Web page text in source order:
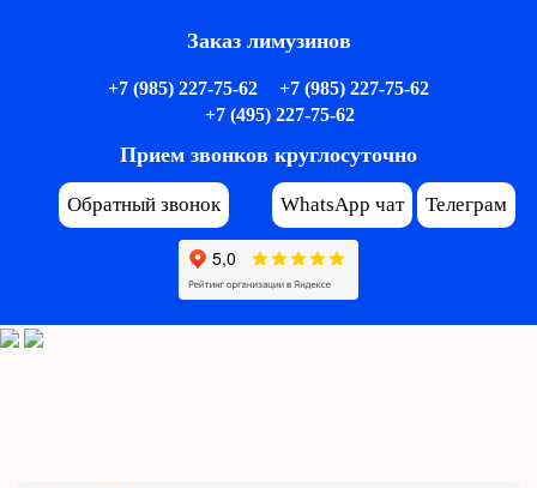
Заказ лимузинов
+7 (985) 227-75-62
+7 (985) 227-75-62
+7 (495) 227-75-62
Прием звонков круглосуточно
Обратный звонок WhatsApp чат Телеграм